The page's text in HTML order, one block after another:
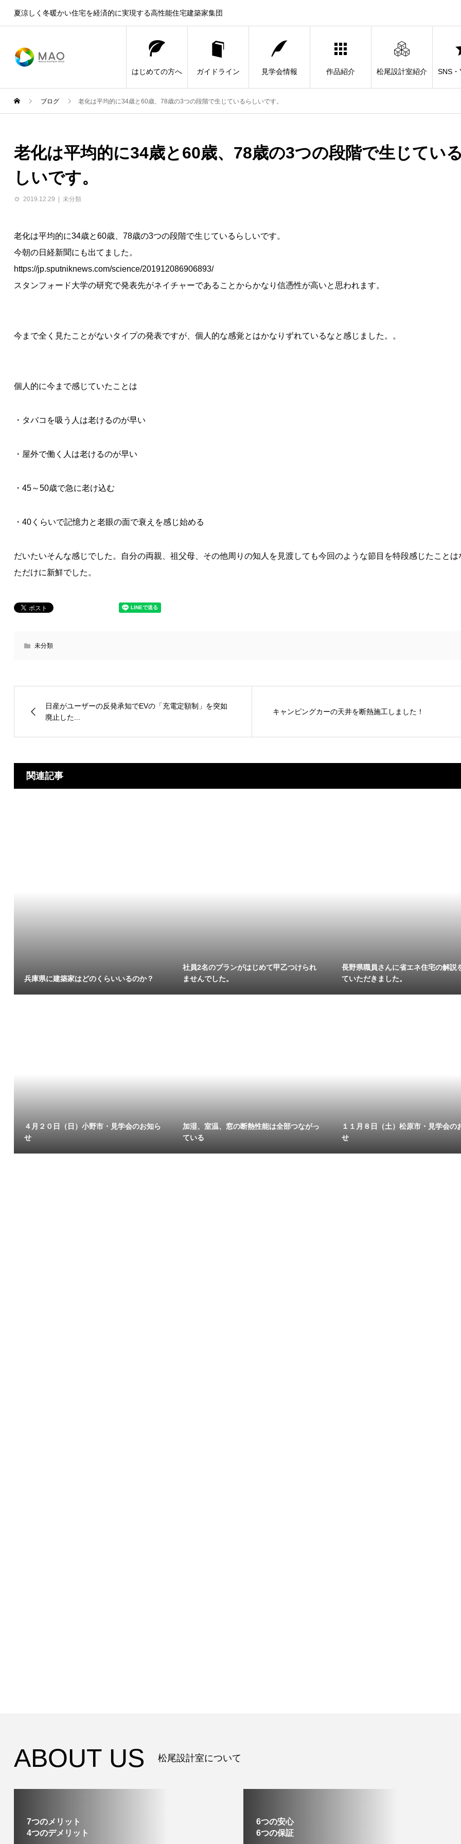
夏涼しく冬暖かい住宅を経済的に実現する高性能住宅建築家集団
はじめての方へ ガイドライン 見学会情報 作品紹介 松尾設計室紹介 SNS
ブログ 老化は平均的に34歳と60歳、78歳の3つの段階で生じているらしいです。
老化は平均的に34歳と60歳、78歳の3つの段階で生じてい
しいです。
2019.12.29 未分類
老化は平均的に34歳と60歳、78歳の3つの段階で生じているらしいです。
今朝の日経新聞にも出てました。
https://jp.sputniknews.com/science/201912086906893/
スタンフォード大学の研究で発表先がネイチャーであることからかなり信憑性が高いと思われます。
今まで全く見たことがないタイプの発表ですが、個人的な感覚とはかなりずれているなと感じました。。
個人的に今まで感じていたことは
・タバコを吸う人は老けるのが早い
・屋外で働く人は老けるのが早い
・45～50歳で急に老け込む
・40くらいで記憶力と老眼の面で衰えを感じ始める
だいたいそんな感じでした。自分の両親、祖父母、その他周りの知人を見渡しても今回のような節目を特段感じたことは
ただけに新鮮でした。
未分類
日産がユーザーの反発承知でEVの「充電定額制」を突如
廃止した...
キャンピングカーの天井を断熱施工しました！
関連記事
兵庫県に建築家はどのくらいいるのか？
社員2名のプランがはじめて甲乙つけられ
ませんでした。
長野県職員さんに省エネ住宅の解説
ていただきました。
４月２０日（日）小野市・見学会のお知ら
せ
加湿、室温、窓の断熱性能は全部つながっ
ている
１１月８日（土）松原市・見学会の
せ
ABOUT US 松尾設計室について
7つのメリット
4つのデメリット
6つの安心
6つの保証